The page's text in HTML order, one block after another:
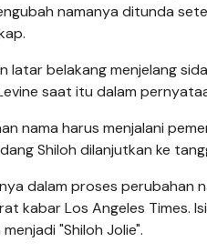
namanya ditunda
belakang menjelang
saat itu dalam
nama harus menjalani
Shiloh dilanjutkan ke
dalam proses perubahan
kabar Los Angeles Times.
"Shiloh Jolie".